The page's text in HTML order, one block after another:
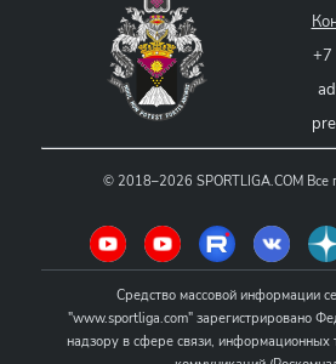
© 2018–2026 SPORTLIGA.COM Все
Средство массовой информации
"www.sportliga.com" зарегистрировано
надзору в сфере связи, информационных